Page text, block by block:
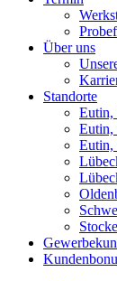
Über uns
Standorte
Eutin,
Eutin,
Eutin,